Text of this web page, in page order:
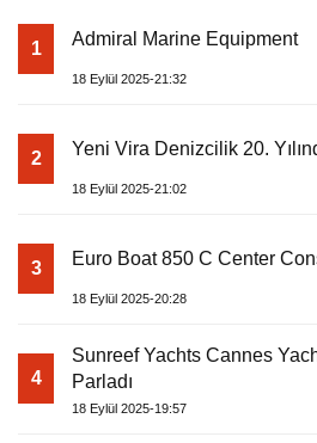
1 Admiral Marine Equipment
18 Eylül 2025-21:32
2 Yeni Vira Denizcilik 20.
18 Eylül 2025-21:02
3 Euro Boat 850 C Center
18 Eylül 2025-20:28
4
Sunreef Yachts Cannes
Parladı
18 Eylül 2025-19:57